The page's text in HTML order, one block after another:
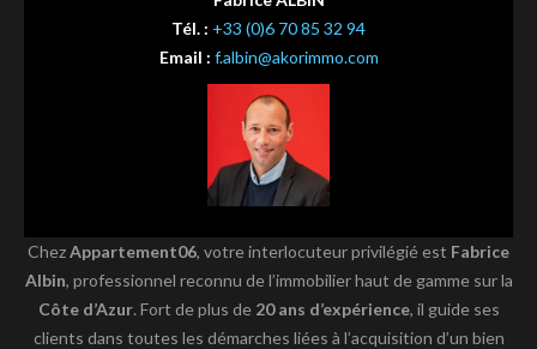
Tél. : +33 (0)6 70 85 32 94
Email : f.albin@akorimmo.com
ChezAppartement06, votre interlocuteur privilégié est Fabrice
Albin, professionnel reconnu de l’immobilier haut de gamme sur la
Côte d’Azur. Fort de plus de 20 ans d’expérience, il guide ses
clients dans toutes les démarches liées à l’acquisition d’un bien